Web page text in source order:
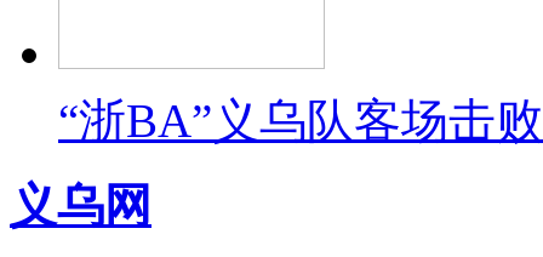
“浙BA”义乌队客场击
义乌网